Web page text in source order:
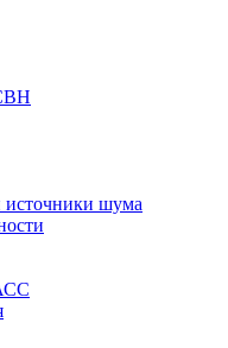
источники шума